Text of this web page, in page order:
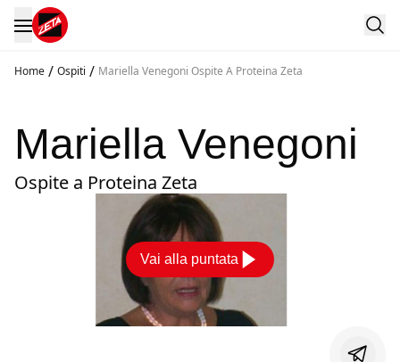
Home / Ospiti / Mariella Venegoni Ospite A Proteina Zeta
Mariella Venegoni
Ospite a Proteina Zeta
Vai alla puntata